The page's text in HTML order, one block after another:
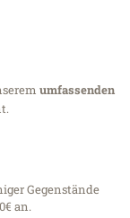
umfassenden
Gegenstände
an.